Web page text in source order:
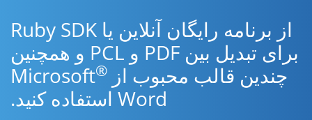
از برنامه رایگان آنلاین یا Ruby SDK
برای تبدیل بین PDF و PCL و همچنین
چندین قالب محبوب از Microsoft ®
Word استفاده کنید.